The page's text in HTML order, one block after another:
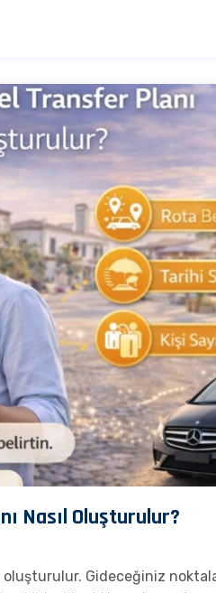
Nasıl Oluşturulur?
Gideceğiniz